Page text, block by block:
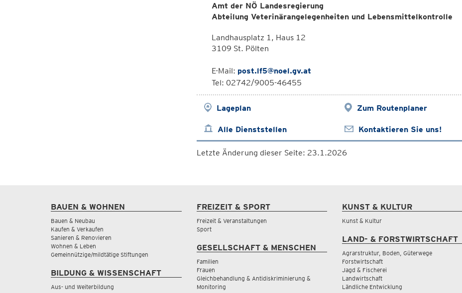
Amt der NÖ Landesregierung
Abteilung Veterinärangelegenheiten und Lebensmittelkontrolle
Landhausplatz 1, Haus 12
3109 St. Pölten
E-Mail: post.lf5@noel.gv.at
Tel: 02742/9005-46455
Lageplan Zum Routenplaner
Alle Dienststellen Kontaktieren Sie uns!
Letzte Änderung dieser Seite: 23.1.2026
BAUEN & WOHNEN
Bauen & Neubau
Kaufen & Verkaufen
Sanieren & Renovieren
Wohnen & Leben
Gemeinnützige/mildtätige Stiftungen
BILDUNG & WISSENSCHAFT
Aus- und Weiterbildung
FREIZEIT & SPORT
Freizeit & Veranstaltungen
Sport
GESELLSCHAFT & MENSCHEN
Familien
Frauen
Gleichbehandlung & Antidiskriminierung &
Monitoring
KUNST & KULTUR
Kunst & Kultur
LAND- & FORSTWIRTSCHAFT
Agrarstruktur, Boden, Güterwege
Forstwirtschaft
Jagd & Fischerei
Landwirtschaft
Ländliche Entwicklung